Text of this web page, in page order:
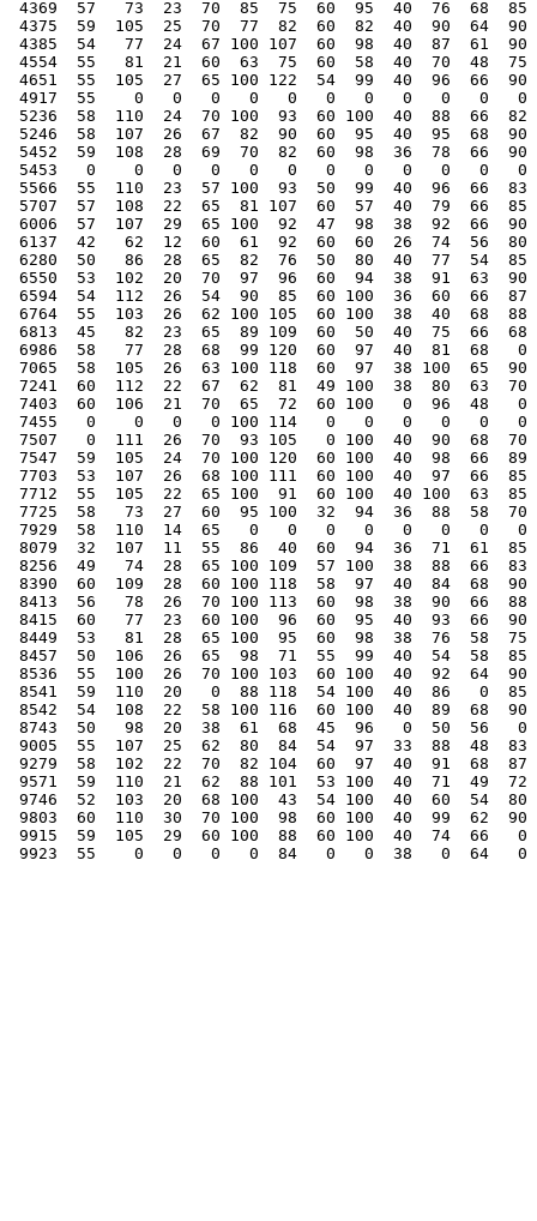
4369  57   73  23  70  85  75  60  95  40  76  68
4375  59  105  25  70  77  82  60  82  40  90  64
4385  54   77  24  67 100 107  60  98  40  87  61
4554  55   81  21  60  63  75  60  58  40  70  48
4651  55  105  27  65 100 122  54  99  40  96  66
4917  55    0   0   0   0   0   0   0   0   0   0
5236  58  110  24  70 100  93  60 100  40  88  66
5246  58  107  26  67  82  90  60  95  40  95  68
5452  59  108  28  69  70  82  60  98  36  78  66
5453   0    0   0   0   0   0   0   0   0   0   0
5566  55  110  23  57 100  93  50  99  40  96  66
5707  57  108  22  65  81 107  60  57  40  79  66
6006  57  107  29  65 100  92  47  98  38  92  66
6137  42   62  12  60  61  92  60  60  26  74  56  80
6280  50   86  28  65  82  76  50  80  40  77  54
6550  53  102  20  70  97  96  60  94  38  91  63
6594  54  112  26  54  90  85  60 100  36  60  66
6764  55  103  26  62 100 105  60 100  38  40  68
6813  45   82  23  65  89 109  60  50  40  75  66
6986  58   77  28  68  99 120  60  97  40  81  68   0
7065  58  105  26  63 100 118  60  97  38 100  65
7241  60  112  22  67  62  81  49 100  38  80  63
7403  60  106  21  70  65  72  60 100   0  96  48
7455   0    0   0   0 100 114   0   0   0   0   0
7507   0  111  26  70  93 105   0 100  40  90  68
7547  59  105  24  70 100 120  60 100  40  98  66
7703  53  107  26  68 100 111  60 100  40  97  66
7712  55  105  22  65 100  91  60 100  40 100  63
7725  58   73  27  60  95 100  32  94  36  88  58
7929  58  110  14  65   0   0   0   0   0   0   0
8079  32  107  11  55  86  40  60  94  36  71  61
8256  49   74  28  65 100 109  57 100  38  88  66
8390  60  109  28  60 100 118  58  97  40  84  68
8413  56   78  26  70 100 113  60  98  38  90  66
8415  60   77  23  60 100  96  60  95  40  93  66
8449  53   81  28  65 100  95  60  98  38  76  58
8457  50  106  26  65  98  71  55  99  40  54  58
8536  55  100  26  70 100 103  60 100  40  92  64
8541  59  110  20   0  88 118  54 100  40  86   0
8542  54  108  22  58 100 116  60 100  40  89  68
8743  50   98  20  38  61  68  45  96   0  50  56   0
9005  55  107  25  62  80  84  54  97  33  88  48
9279  58  102  22  70  82 104  60  97  40  91  68
9571  59  110  21  62  88 101  53 100  40  71  49
9746  52  103  20  68 100  43  54 100  40  60  54
9803  60  110  30  70 100  98  60 100  40  99  62
9915  59  105  29  60 100  88  60 100  40  74  66